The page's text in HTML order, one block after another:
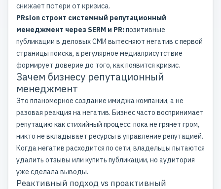
снижает потери от кризиса.
PRslon строит системный репутационный
менеджмент через SERM и PR:позитивные
публикации в деловых СМИ вытесняют негатив с первой
страницы поиска, а регулярное медиаприсутствие
формирует доверие до того, как появится кризис.
Зачем бизнесу репутационный
менеджмент
Это планомерное создание имиджа компании, а не
разовая реакция на негатив. Бизнес часто воспринимает
репутацию как стихийный процесс: пока не грянет гром,
никто не вкладывает ресурсы в управление репутацией.
Когданегатив расходится по сети, владельцы пытаются
удалить отзывы или купить публикации, но аудитория
уже сделала выводы.
Реактивный подход vs проактивный